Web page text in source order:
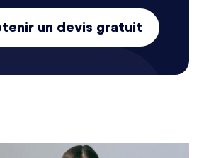
un devis gratuit